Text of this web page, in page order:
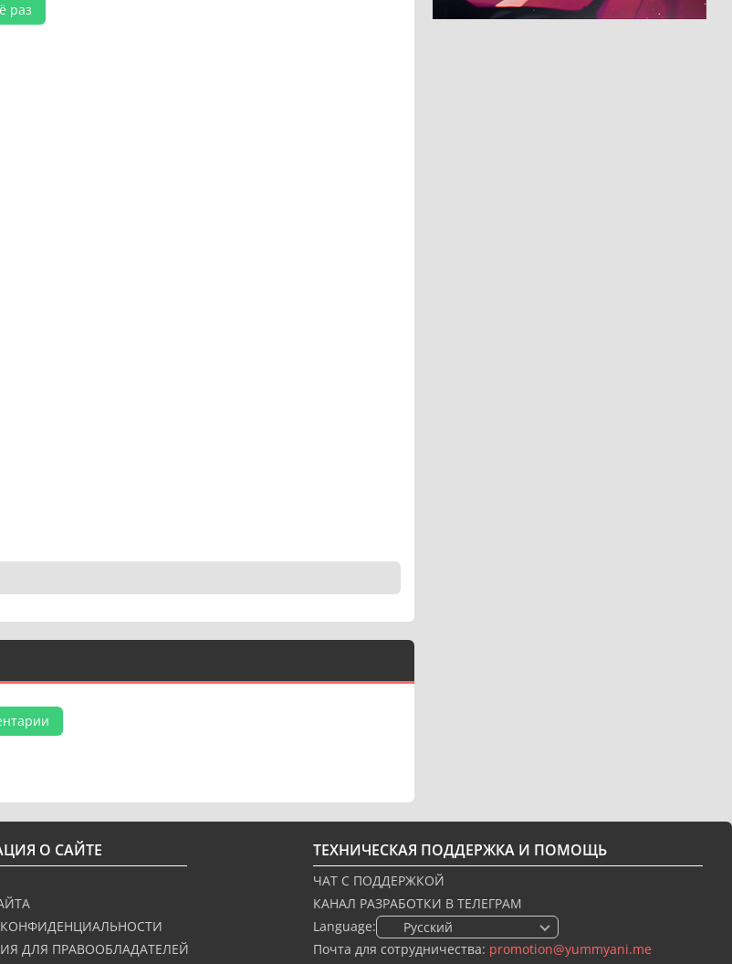
раз
О САЙТЕ
ДЛЯ ПРАВООБЛАДАТЕЛЕЙ
ТЕХНИЧЕСКАЯ ПОДДЕРЖКА И ПОМОЩЬ
ЧАТ С ПОДДЕРЖКОЙ
КАНАЛ РАЗРАБОТКИ В ТЕЛЕГРАМ
Language:
🇷🇺 Русский
Почта для сотрудничества: promotion@yummyani.me